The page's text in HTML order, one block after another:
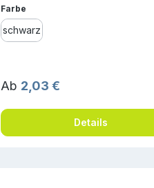
Farbe
schwarz
Regulärer Preis:
Ab 2,03 €
Details